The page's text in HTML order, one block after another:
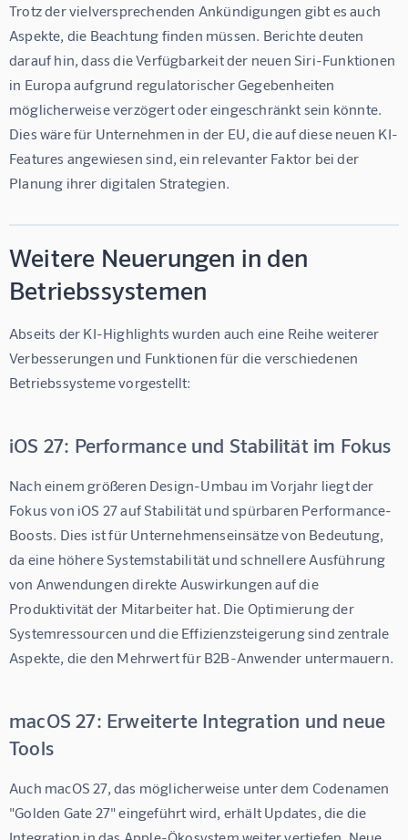
Trotz der vielversprechenden Ankündigungen gibt es auch
Aspekte, die Beachtung finden müssen. Berichte deuten
darauf hin, dass die Verfügbarkeit der neuen Siri-Funktionen
in Europa aufgrund regulatorischer Gegebenheiten
möglicherweise verzögert oder eingeschränkt sein könnte.
Dies wäre für Unternehmen in der EU, die auf diese neuen KI-
Features angewiesen sind, ein relevanter Faktor bei der
Planung ihrer digitalen Strategien.
Weitere Neuerungen in den
Betriebssystemen
Abseits der KI-Highlights wurden auch eine Reihe weiterer
Verbesserungen und Funktionen für die verschiedenen
Betriebssysteme vorgestellt:
iOS 27: Performance und Stabilität im Fokus
Nach einem größeren Design-Umbau im Vorjahr liegt der
Fokus von iOS 27 auf Stabilität und spürbaren Performance-
Boosts. Dies ist für Unternehmenseinsätze von Bedeutung,
da eine höhere Systemstabilität und schnellere Ausführung
von Anwendungen direkte Auswirkungen auf die
Produktivität der Mitarbeiter hat. Die Optimierung der
Systemressourcen und die Effizienzsteigerung sind zentrale
Aspekte, die den Mehrwert für B2B-Anwender untermauern.
macOS 27: Erweiterte Integration und neue
Tools
Auch macOS 27, das möglicherweise unter dem Codenamen
"Golden Gate 27" eingeführt wird, erhält Updates, die die
Integration in das Apple-Ökosystem weiter vertiefen. Neue